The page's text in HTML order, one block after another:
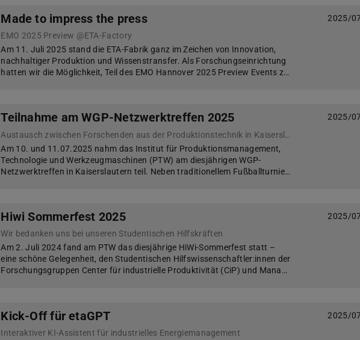
Made to impress the press
2025/
EMO 2025 Preview @ETA-Factory
Am 11. Juli 2025 stand die ETA-Fabrik ganz im Zeichen von Innovation,
nachhaltiger Produktion und Wissenstransfer. Als Forschungseinrichtung
hatten wir die Möglichkeit, Teil des EMO Hannover 2025 Preview Events z…
Teilnahme am WGP-Netzwerktreffen 2025
2025/
Austausch zwischen Forschenden aus der Produktionstechnik in Kaiserslautern
Am 10. und 11.07.2025 nahm das Institut für Produktionsmanagement,
Technologie und Werkzeugmaschinen (PTW) am diesjährigen WGP-
Netzwerktreffen in Kaiserslautern teil. Neben traditionellem Fußballturnie…
Hiwi Sommerfest 2025
2025/
Wir bedanken uns bei unseren Studentischen Hilfskräften
Am 2. Juli 2024 fand am PTW das diesjährige HiWi-Sommerfest statt –
eine schöne Gelegenheit, den Studentischen Hilfswissenschaftler:innen der
Forschungsgruppen Center für industrielle Produktivität (CiP) und Mana…
Kick-Off für etaGPT
2025/
Interaktiver KI-Assistent für industrielles Energiemanagement